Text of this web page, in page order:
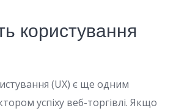
користування
(UX) є ще одним
успіху веб-торгівлі. Якщо